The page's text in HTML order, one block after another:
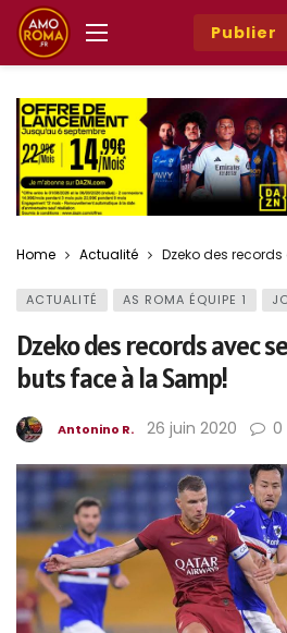
Publier
Home Actualité Dzeko des
ACTUALITÉ AS ROMA ÉQUIPE 1
Dzeko des records avec
buts face à la Samp!
Antonino R. 26 juin 2020 0